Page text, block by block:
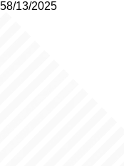
58/13/2025